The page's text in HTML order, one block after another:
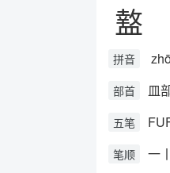
盩
拼音
部首 皿
五笔
笔顺 一